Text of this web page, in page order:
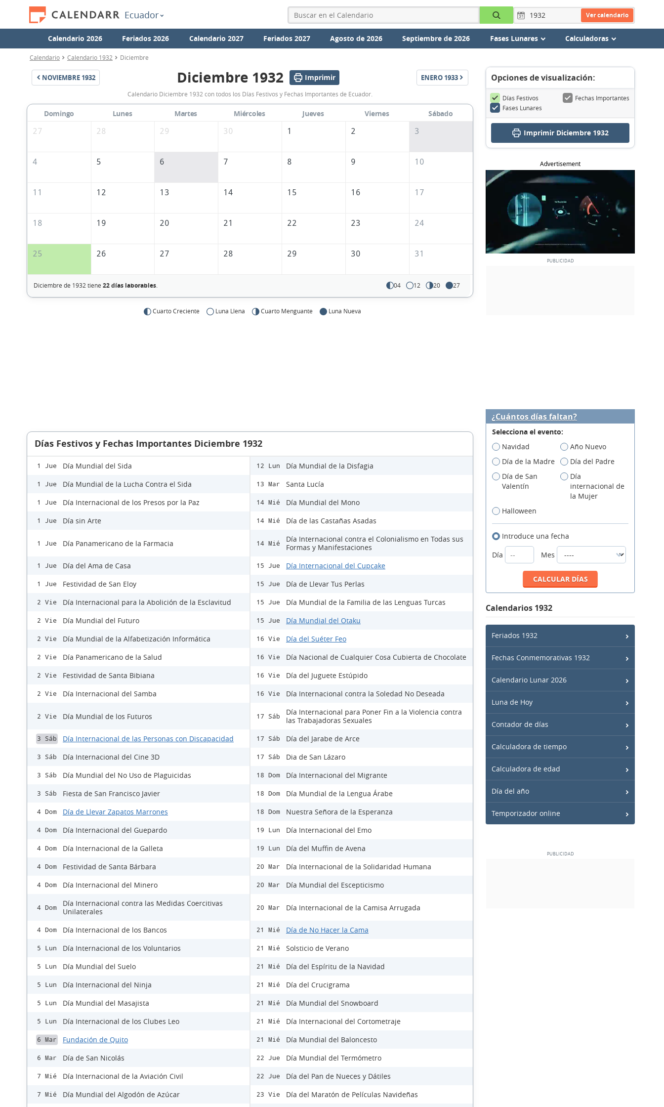
Ecuador Ver calendario
Calendario 2026 Feriados 2026 Calendario 2027 Feriados 2027 Agosto de 2026 Septiembre de 2026 Fases Lunares Calculadoras
Calendario Calendario 1932 Diciembre
NOVIEMBRE 1932
Calendario
Diciembre
1932
Ecuador
Diciembre 1932 Imprimir ENERO 1933
Calendario Diciembre 1932 con todos los Días Festivos y Fechas Importantes de Ecuador.
Domingo Lunes Martes Miércoles Jueves Viernes
Sábado
27
28 29 30 1 2 3
4 5 6 7 8 9 10
11 12 13 14 15 16 17
18 19 20 21 22 23 24
25 26 27 28 29 30 31
Diciembre de 1932 tiene 22 días laborables. 04 12 20 27
Cuarto Creciente Luna Llena Cuarto Menguante Luna Nueva
Opciones de visualización:
Días Festivos
Fechas Importantes
Fases Lunares
Imprimir Diciembre 1932
Advertisement
Días Festivos y Fechas Importantes Diciembre 1932
1 Jue Día Mundial del Sida
1 Jue Día Mundial de la Lucha Contra el Sida
1 Jue Día Internacional de los Presos por la Paz
1 Jue Día sin Arte
1 Jue Día Panamericano de la Farmacia
1 Jue Día del Ama de Casa
1 Jue Festividad de San Eloy
2 Vie Día Internacional para la Abolición de la Esclavitud
2 Vie Día Mundial del Futuro
2 Vie Día Mundial de la Alfabetización Informática
2 Vie Día Panamericano de la Salud
2 Vie Festividad de Santa Bibiana
2 Vie Día Internacional del Samba
2 Vie Día Mundial de los Futuros
3 Sáb Día Internacional de las Personas con Discapacidad
3 Sáb Día Internacional del Cine 3D
3 Sáb Día Mundial del No Uso de Plaguicidas
3 Sáb Fiesta de San Francisco Javier
4 Dom Día de Llevar Zapatos Marrones
4 Dom Día Internacional del Guepardo
4 Dom Día Internacional de la Galleta
4 Dom Festividad de Santa Bárbara
4 Dom Día Internacional del Minero
4 Dom
Día Internacional contra las Medidas Coercitivas
Unilaterales
4 Dom Día Internacional de los Bancos
5 Lun Día Internacional de los Voluntarios
5 Lun Día Mundial del Suelo
5 Lun Día Internacional del Ninja
5 Lun Día Mundial del Masajista
5 Lun Día Internacional de los Clubes Leo
6 Mar Fundación de Quito
6 Mar Día de San Nicolás
7 Mié Día Internacional de la Aviación Civil
7 Mié Día Mundial del Algodón de Azúcar
12 Lun Día Mundial de la Disfagia
13 Mar Santa Lucía
14 Mié Día Mundial del Mono
14 Mié Día de las Castañas Asadas
14 Mié
Día Internacional contra el Colonialismo en Todas sus
Formas y Manifestaciones
15 Jue Día Internacional del Cupcake
15 Jue Día de Llevar Tus Perlas
15 Jue Día Mundial de la Familia de las Lenguas Turcas
15 Jue Día Mundial del Otaku
16 Vie Día del Suéter Feo
16 Vie Día Nacional de Cualquier Cosa Cubierta de Chocolate
16 Vie Día del Juguete Estúpido
16 Vie Día Internacional contra la Soledad No Deseada
17 Sáb
Día Internacional para Poner Fin a la Violencia contra
las Trabajadoras Sexuales
17 Sáb Día del Jarabe de Arce
17 Sáb Dia de San Lázaro
18 Dom Día Internacional del Migrante
18 Dom Día Mundial de la Lengua Árabe
18 Dom Nuestra Señora de la Esperanza
19 Lun Día Internacional del Emo
19 Lun Día del Muffin de Avena
20 Mar Día Internacional de la Solidaridad Humana
20 Mar Día Mundial del Escepticismo
20 Mar Día Internacional de la Camisa Arrugada
21 Mié Día de No Hacer la Cama
21 Mié Solsticio de Verano
21 Mié Día del Espíritu de la Navidad
21 Mié Día del Crucigrama
21 Mié Día Mundial del Snowboard
21 Mié Día Internacional del Cortometraje
21 Mié Día Mundial del Baloncesto
22 Jue Día Mundial del Termómetro
22 Jue Día del Pan de Nueces y Dátiles
23 Vie Día del Maratón de Películas Navideñas
¿Cuántos días faltan?
Selecciona el evento:
Navidad
Año Nuevo
Día de la Madre
Día del Padre
Día de San
Valentín
Día
internacional de
la Mujer
Halloween
Introduce una fecha
Día
Mes
Calendarios 1932
Feriados 1932
Fechas Conmemorativas 1932
Calendario Lunar 2026
Luna de Hoy
Contador de días
Calculadora de tiempo
Calculadora de edad
Día del año
Temporizador online